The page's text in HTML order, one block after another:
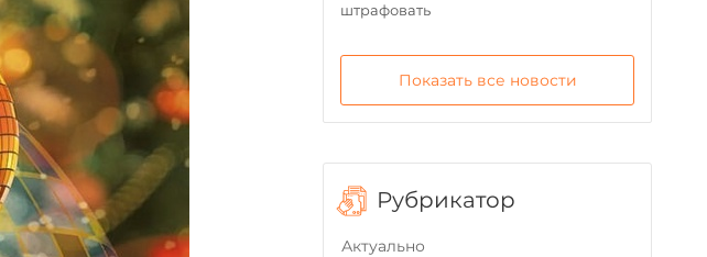
штрафовать
Показать все новости
Рубрикатор
Актуально